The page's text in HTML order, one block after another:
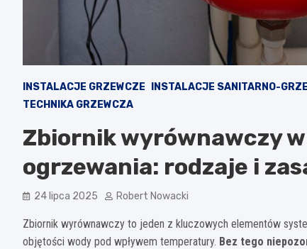
INSTALACJE GRZEWCZE INSTALACJE SANITARNO-
TECHNIKA GRZEWCZA
Zbiornik wyrównawczy
ogrzewania: rodzaje i
24 lipca 2025 Robert Nowacki
Zbiornik wyrównawczy to jeden z kluczowych elementów
objętości wody pod wpływem temperatury. Bez tego